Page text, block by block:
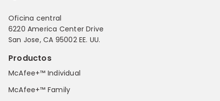
Oficina central
6220 America Center Drive
San Jose, CA 95002 EE. UU.
Productos
McAfee+™ Individual
McAfee+™ Family